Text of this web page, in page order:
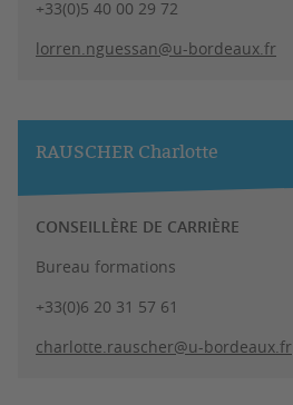
+33(0)5 40 00 29 72
lorren.nguessan@u-bordeaux.fr
RAUSCHER Charlotte
CONSEILLÈRE DE CARRIÈRE
Bureau formations
+33(0)6 20 31 57 61
charlotte.rauscher@u-bordeaux.fr